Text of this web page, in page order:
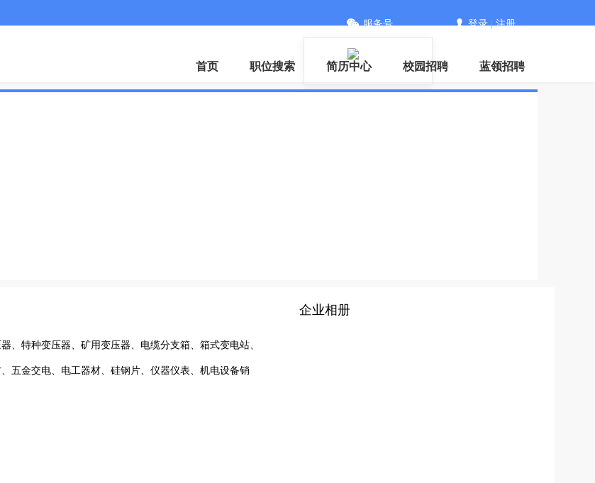
服务号 登录|注册
首页 职位搜索 简历中心 校园招聘 蓝领招聘
、特种变压器、矿用变压器、电缆分支箱、箱式变电站、
五金交电、电工器材、硅钢片、仪器仪表、机电设备销
企业相册